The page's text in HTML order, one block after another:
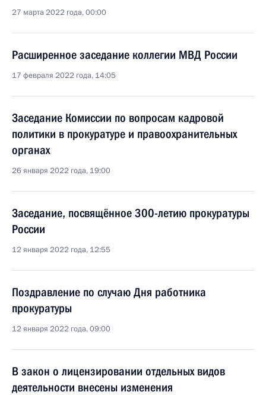
27 марта 2022 года, 00:00
Расширенное заседание коллегии МВД России
17 февраля 2022 года, 14:05
Заседание Комиссии по вопросам кадровой
политики в прокуратуре и правоохранительных
органах
26 января 2022 года, 19:00
Заседание, посвящённое 300-летию прокуратуры
России
12 января 2022 года, 12:55
Поздравление по случаю Дня работника
прокуратуры
12 января 2022 года, 09:00
В закон о лицензировании отдельных видов
деятельности внесены изменения